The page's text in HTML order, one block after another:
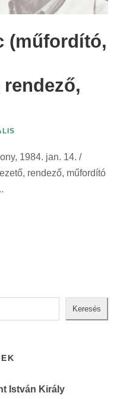
(műfordító,
1984. jan. 14. /
rendező, műfordító
Keresés
István Király